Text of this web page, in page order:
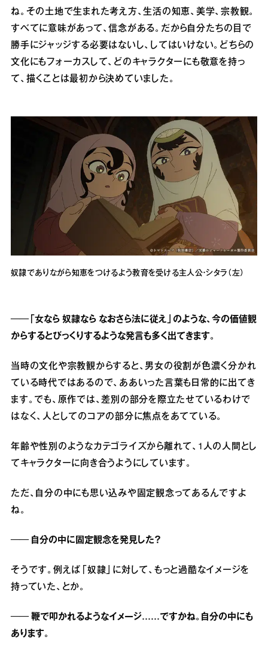
ね。その土地で生まれた考え方、生活の知恵、美学、宗教観。
すべてに意味があって、信念がある。だから自分たちの目で
勝手にジャッジする必要はないし、してはいけない。どちらの
文化にもフォーカスして、どのキャラクターにも敬意を持っ
て、描くことは最初から決めていました。
奴隷でありながら知恵をつけるよう教育を受ける主人公・シタラ（左）
──「女なら 奴隷なら なおさら法に従え」のような、今の価値観
からするとびっくりするような発言も多く出てきます。
当時の文化や宗教観からすると、男女の役割が色濃く分かれ
ている時代ではあるので、ああいった言葉も日常的に出てき
ます。でも、原作では、差別の部分を際立たせているわけで
はなく、人としてのコアの部分に焦点をあてている。
年齢や性別のようなカテゴライズから離れて、1人の人間とし
てキャラクターに向き合うようにしています。
ただ、自分の中にも思い込みや固定観念ってあるんですよ
ね。
── 自分の中に固定観念を発見した？
そうです。例えば「奴隷」に対して、もっと過酷なイメージを
持っていた、とか。
── 鞭で叩かれるようなイメージ……ですかね。自分の中にも
あります。